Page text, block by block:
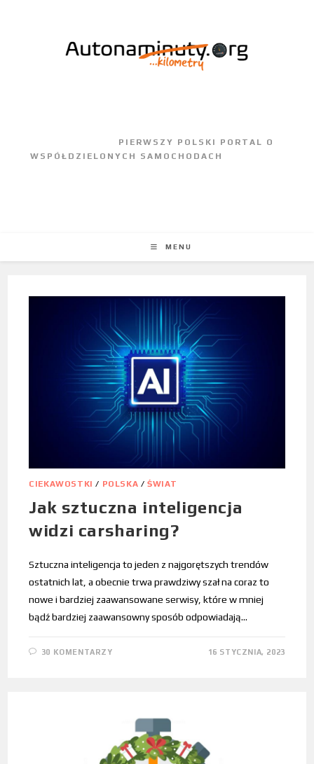
MENU
CIEKAWOSTKI / POLSKA /ŚWIAT
Jak sztuczna inteligencja
widzi carsharing?
Sztuczna inteligencja to jeden z najgorętszych trendów
ostatnich lat, a obecnie trwa prawdziwy szał na coraz to
nowe i bardziej zaawansowane serwisy, które w mniej
bądź bardziej zaawansowny sposób odpowiadają…
30 KOMENTARZY 16 STYCZNIA, 2023